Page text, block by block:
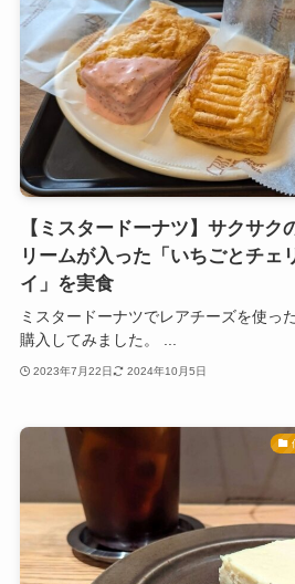
【ミスタードーナツ】サクサク
リームが入った「いちごとチェ
イ」を実食
ミスタードーナツでレアチーズを使っ
購入してみました。 ...
2023年7月22日 2024年10月5日